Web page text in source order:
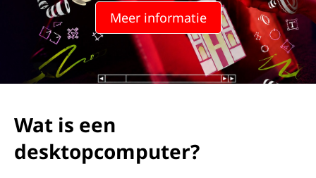
Meer informatie
Wat is een
desktopcomputer?